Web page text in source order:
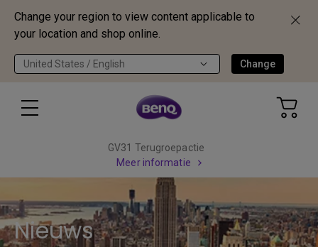
Change your region to view content applicable to
your location and shop online.
United States / English Change
GV31 Terugroepactie
Meer informatie
Nieuws